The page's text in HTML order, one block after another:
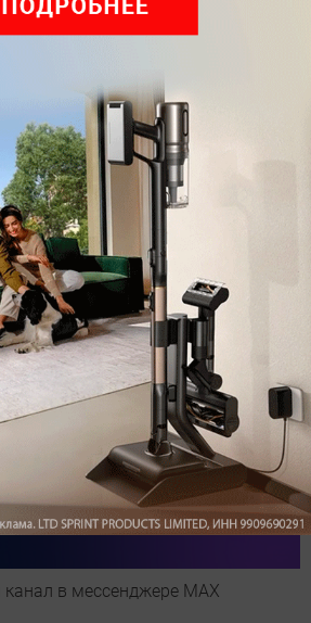
пылесоса Dreame Z40 AquaCycle
уборке
в мессенджере МАХ